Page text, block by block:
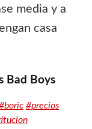
media y a
casa
Bad Boys
#precios